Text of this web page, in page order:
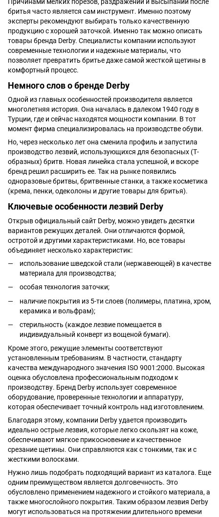
бритья часто является сам инструмент. Именно поэтому
эксперты рекомендуют выбирать только качественную
продукцию с хорошей заточкой. Именно так можно описать
товары бренда Derby. Специалисты компании используют
современные технологии и надежные материалы, что
позволяет превратить бритье даже самой жесткой щетины в
комфортный процесс.
Немного слов о бренде Derby
Одной из главных особенностей производителя является
многолетняя история. Она началась в далеком 1940 году в
Турции, где и сейчас находятся мощности компании. В тот
момент фирма специализировалась на производстве обуви.
Но, через несколько лет она сменила профиль и запустила
производство лезвий, использующихся для безопасных (Т-
образных) бритв. Новая линейка стала успешной, и вскоре
бренд решил расширить ее. Так на рынке появились
одноразовые бритвы, бритвенные станки, а также косметика
(крема, пенки, одеколоны и другие товары для бритья).
Ключевые особенности лезвий Derby
Открыв официальный сайт Derby, можно увидеть десятки
вариантов режущих деталей. Они отличаются формой,
остротой и другими характеристиками. Но, все товары
объединяет несколько характеристик:
использование шведской стали (нержавеющей) в качестве
материала для производства;
особая технология заточки;
наличие покрытия из 5-ти слоев (полимеры, платина, хром,
керамика и вольфрам);
стерильность (каждое лезвие помещается в
индивидуальный конверт из вощеной бумаги).
Кроме этого, режущие элементы соответствуют
установленным требованиям. В частности, стандарту
качества международного значения ISO 9001:2000. Высокая
оценка обусловлена профессиональным подходом к
производству. Бренд Derby использует современное
оборудование, проверенные технологии и аппаратуру,
которая обеспечивает точный контроль над изготовлением.
Благодаря этому, компании Derby удается производить
идеально острые лезвия, которые легко скользят на коже,
обеспечивают мягкое прикосновение и качественное
срезание щетины. Они справляются как с тонкими, так и с
жесткими волосками.
Нужно лишь подобрать подходящий вариант из каталога. Еще
одним преимуществом является долговечность. Это
обусловлено применением надежного и стойкого материала, а
также многослойного покрытия. Таким образом лезвия Derby
могут использоваться на протяжении длительного времени